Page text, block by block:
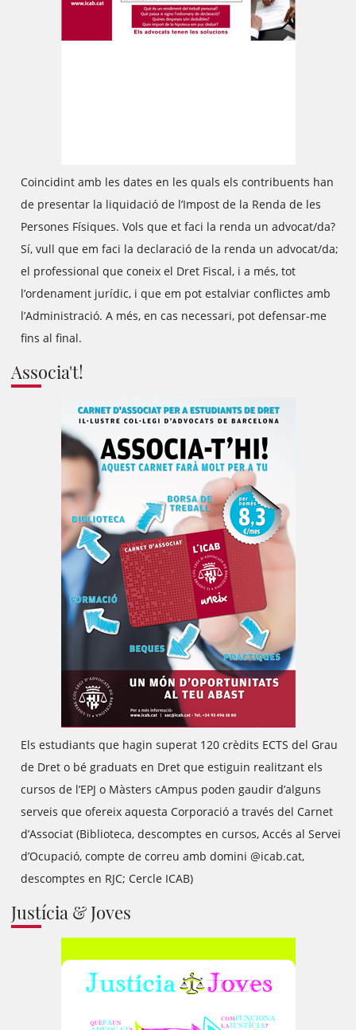
Coincidint amb les dates en les quals els contribuents han
de presentar la liquidació de l’Impost de la Renda de les
Persones Físiques. Vols que et faci la renda un advocat/da?
Sí, vull que em faci la declaració de la renda un advocat/da;
el professional que coneix el Dret Fiscal, i a més, tot
l’ordenament jurídic, i que em pot estalviar conflictes amb
l’Administració. A més, en cas necessari, pot defensar-me
fins al final.
Associa't!
Els estudiants que hagin superat 120 crèdits ECTS del Grau
de Dret o bé graduats en Dret que estiguin realitzant els
cursos de l’EPJ o Màsters cAmpus poden gaudir d’alguns
serveis que ofereix aquesta Corporació a través del Carnet
d’Associat (Biblioteca, descomptes en cursos, Accés al Servei
d’Ocupació, compte de correu amb domini @icab.cat,
descomptes en RJC; Cercle ICAB)
Justícia & Joves